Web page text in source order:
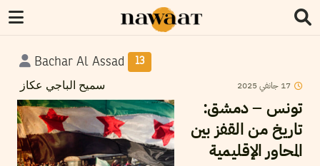
Bachar Al Assad 13
سميح الباجي عكاز 17 جانفي 2025
تونس – دمشق:
تاريخ من القفز بين
المحاور الإقليمية